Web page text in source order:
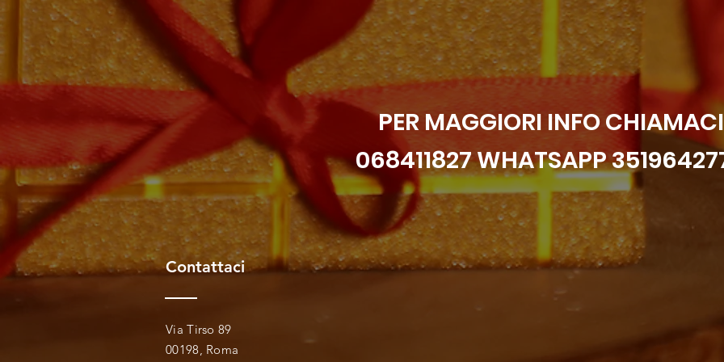
PER MAGGIORI INFO CHIAMACI
068411827 WHATSAPP
Contattaci
Via Tirso 89
00198, Roma